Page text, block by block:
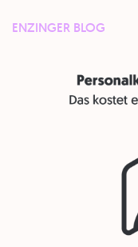
ENZINGER BLOG